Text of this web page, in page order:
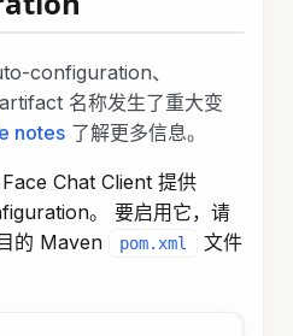
configuration、
名称发生了重大变
notes 了解更多信息。
Chat Client 提供
。 要启用它，请
的 Maven
pom.xml
文件